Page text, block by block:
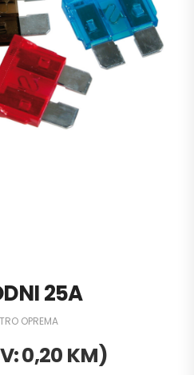
25A
OPREMA
0,20 KM)